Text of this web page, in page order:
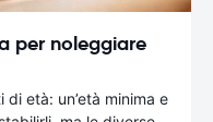
per noleggiare
età: un’età minima e